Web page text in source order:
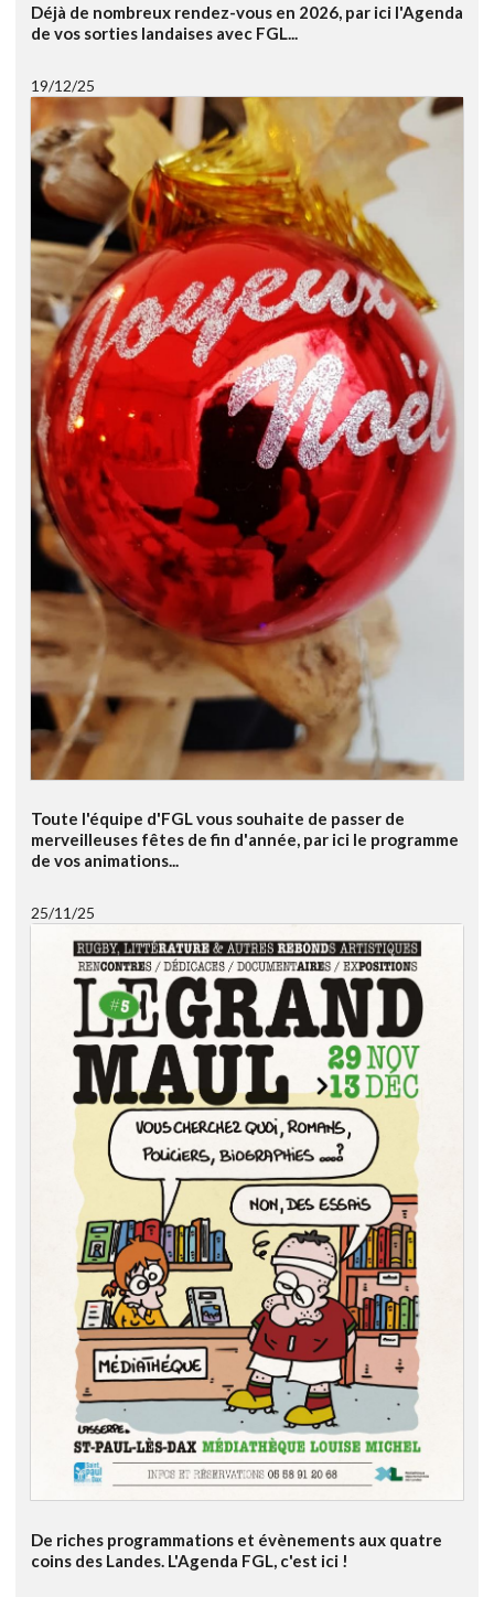
Déjà de nombreux rendez-vous en 2026, par ici l'Agenda
de vos sorties landaises avec FGL...
19/12/25
Toute l'équipe d'FGL vous souhaite de passer de
merveilleuses fêtes de fin d'année, par ici le programme
de vos animations...
25/11/25
De riches programmations et évènements aux quatre
coins des Landes. L'Agenda FGL, c'est ici !